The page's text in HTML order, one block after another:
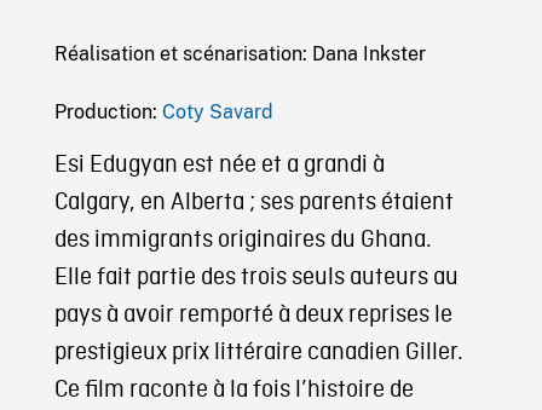
Réalisation et scénarisation: Dana Inkster
Production: Coty Savard
Esi Edugyan est née et a grandi à
Calgary, en Alberta ; ses parents étaient
des immigrants originaires du Ghana.
Elle fait partie des trois seuls auteurs au
pays à avoir remporté à deux reprises le
prestigieux prix littéraire canadien Giller.
Ce film raconte à la fois l’histoire de